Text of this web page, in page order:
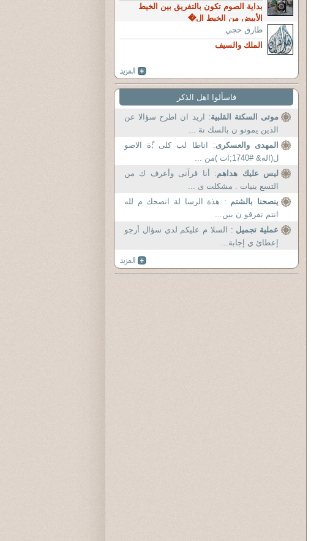
بداية الصوم تكون بالتفريق بين الخيط
الأبيض من الخيط ال�
طارق حجي
الملك‏ ‏والسيف
فاسألوا اهل الذكر
موتى السكتة القلبية: اريد ان اطرح سؤالا عن
الذين يموتو ن بالسك تة ...
المهدى والعسكرى: اناطا لب کلی ;ّة الاصو
ل(اله& #1740;ات )من ...
ليس عليك هداهم: أنا قرآنى وأعرف ك من
التسع ينيات . مشكلت ى ...
ينصحنا بالشتم : هذة الرسا لة انصحك م لله
انتم تفرقو ن بين...
عملية تجميل : السلا م عليكم لدي سؤال أرجو
إعطائ ي إجابة...